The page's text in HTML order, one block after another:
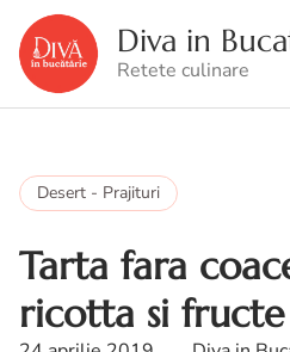
Diva in
Retete culinare
Desert - Prajituri
Tarta fara
ricotta si fructe